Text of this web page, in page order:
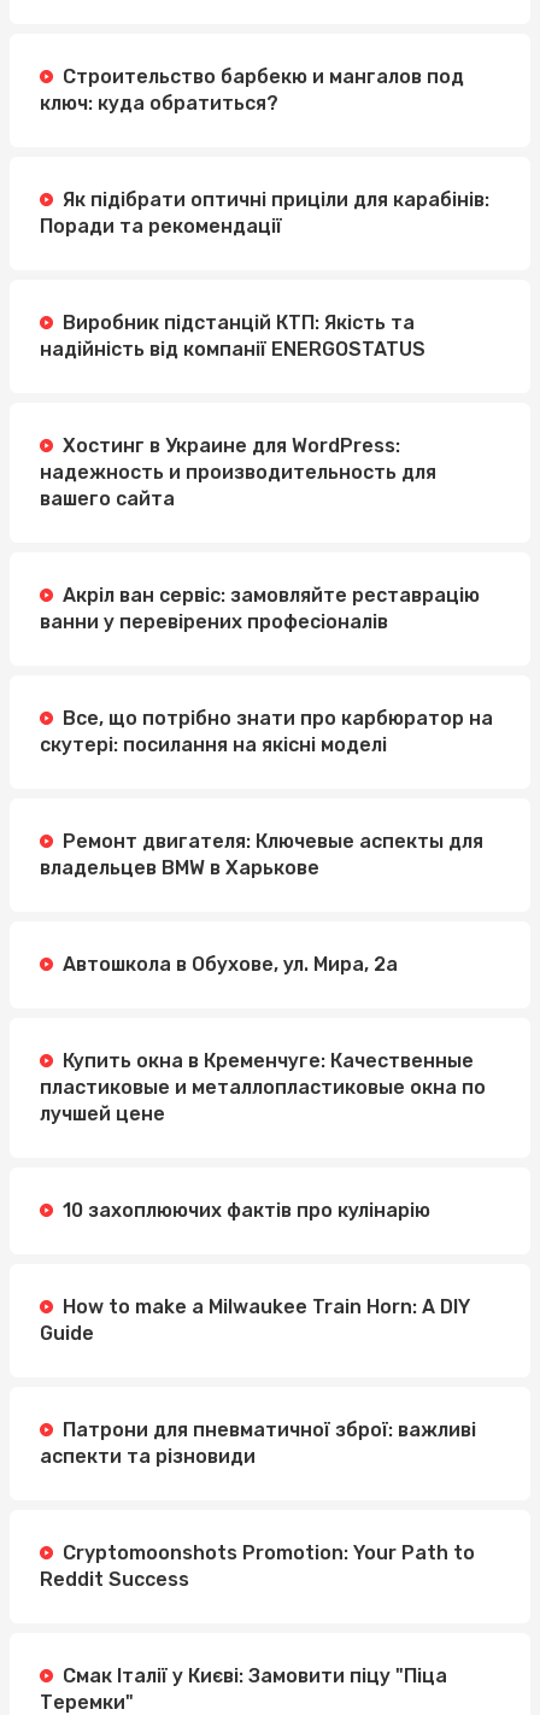
Строительство барбекю и мангалов под
ключ: куда обратиться?
Як підібрати оптичні приціли для карабінів:
Поради та рекомендації
Виробник підстанцій КТП: Якість та
надійність від компанії ENERGOSTATUS
Хостинг в Украине для WordPress:
надежность и производительность для
вашего сайта
Акріл ван сервіс: замовляйте реставрацію
ванни у перевірених професіоналів
Все, що потрібно знати про карбюратор на
скутері: посилання на якісні моделі
Ремонт двигателя: Ключевые аспекты для
владельцев BMW в Харькове
Автошкола в Обухове, ул. Мира, 2а
Купить окна в Кременчуге: Качественные
пластиковые и металлопластиковые окна по
лучшей цене
10 захоплюючих фактів про кулінарію
How to make a Milwaukee Train Horn: A DIY
Guide
Патрони для пневматичної зброї: важливі
аспекти та різновиди
Cryptomoonshots Promotion: Your Path to
Reddit Success
Смак Італії у Києві: Замовити піцу "Піца
Теремки"